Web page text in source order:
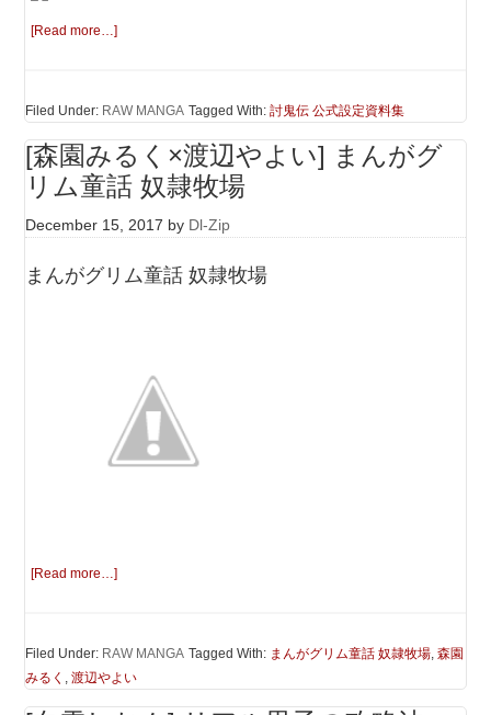
[Read more…]
Filed Under: RAW MANGA Tagged With:討鬼伝 公式設定資料集
[森園みるく×渡辺やよい] まんがグ
リム童話 奴隷牧場
December 15, 2017 by Dl-Zip
まんがグリム童話 奴隷牧場
[Read more…]
Filed Under: RAW MANGA Tagged With: まんがグリム童話 奴隷牧場,森園
みるく ,渡辺やよい